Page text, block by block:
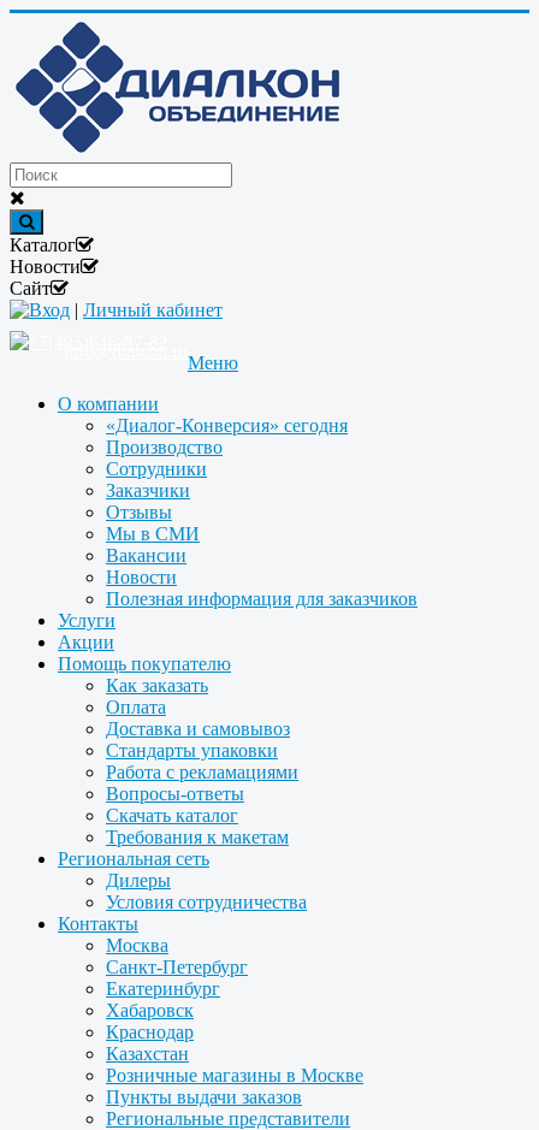
Каталог
Новости
Сайт
Вход | Личный кабинет
Меню
О компании
«Диалог-Конверсия» сегодня
Производство
Сотрудники
Заказчики
Отзывы
Мы в СМИ
Вакансии
Новости
Полезная информация для заказчиков
Услуги
Акции
Помощь покупателю
Как заказать
Оплата
Доставка и самовывоз
Стандарты упаковки
Работа с рекламациями
Вопросы-ответы
Скачать каталог
Требования к макетам
Региональная сеть
Дилеры
Условия сотрудничества
Контакты
Москва
Санкт-Петербург
Екатеринбург
Хабаровск
Краснодар
Казахстан
Розничные магазины в Москве
Пункты выдачи заказов
Региональные представители